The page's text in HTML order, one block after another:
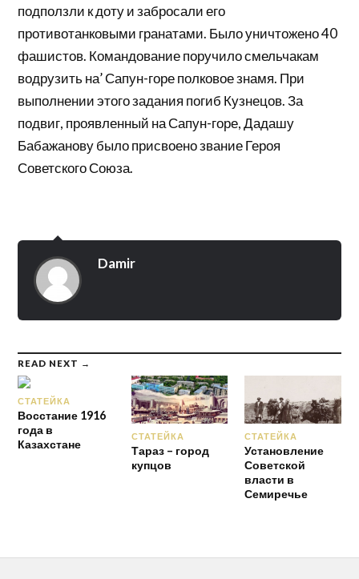
подползли к доту и забросали его
противотанковыми гранатами. Было уничтоже­но 40
фашистов. Командование поручило смельчакам
водрузить на’ Сапун-горе полковое знамя. При
выполнении этого задания погиб Кузнецов. За
подвиг, проявленный на Сапун-горе, Дадашу
Бабажанову было присвоено звание Героя
Советского Союза.
Damir
READ NEXT →
СТАТЕЙКА
Восстание 1916
года в
Казахстане
СТАТЕЙКА
Тараз – город
купцов
СТАТЕЙКА
Установление
Советской
власти в
Семиречье